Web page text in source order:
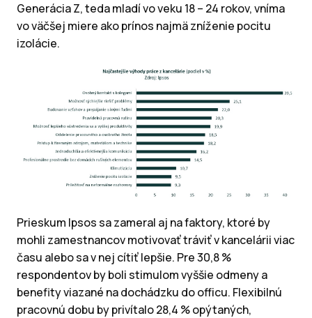
Generácia Z, teda mladí vo veku 18 – 24 rokov, vníma
vo väčšej miere ako prínos najmä zníženie pocitu
izolácie.
Prieskum Ipsos sa zameral aj na faktory, ktoré by
mohli zamestnancov motivovať tráviť v kancelárii viac
času alebo sa v nej cítiť lepšie. Pre 30,8 %
respondentov by boli stimulom vyššie odmeny a
benefity viazané na dochádzku do officu. Flexibilnú
pracovnú dobu by privítalo 28,4 % opýtaných,